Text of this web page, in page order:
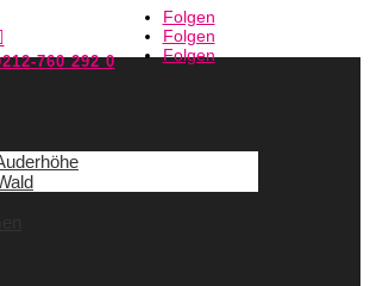
760 292 0
Folgen
Folgen
Folgen